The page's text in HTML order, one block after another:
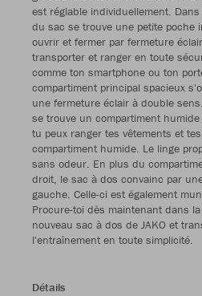
est réglable individuellement.
du sac se trouve une petite poche
ouvrir et fermer par fermeture
transporter et ranger en toute
comme ton smartphone ou ton
compartiment principal spacieux
une fermeture éclair à double
se trouve un compartiment
tu peux ranger tes vêtements et
compartiment humide. Le linge
sans odeur. En plus du
droit, le sac à dos convainc par
gauche. Celle-ci est également
Procure-toi dès maintenant dans
nouveau sac à dos de JAKO et
l'entraînement en toute simplicité.
Détails